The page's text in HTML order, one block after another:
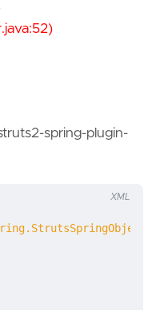
spring-plugin-
XML